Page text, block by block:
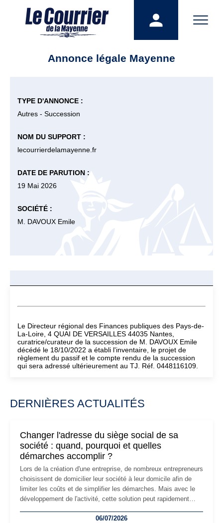
Annonce légale Mayenne
TYPE D'ANNONCE :
Autres - Succession
NOM DU SUPPORT :
lecourrierdelamayenne.fr
DATE DE PARUTION :
19 Mai 2026
SOCIÉTÉ :
M. DAVOUX Emile
Le Directeur régional des Finances publiques des Pays-de-
La-Loire, 4 QUAI DE VERSAILLES 44035 Nantes,
curatrice/curateur de la succession de M. DAVOUX Emile
décédé le 18/10/2022 a établi l'inventaire, le projet de
règlement du passif et le compte rendu de la succession
qui sera adressé ultérieurement au TJ. Réf. 0448116109.
DERNIÈRES ACTUALITÉS
Changer l'adresse du siège social de sa
société : quand, pourquoi et quelles
démarches accomplir ?
Lors de la création d'une entreprise, de nombreux entrepreneurs
choisissent de domicilier leur société à leur domicile afin de
limiter les coûts et de simplifier les démarches. Mais avec le
développement de l'activité, cette solution peut rapidement
professionnels, recrutement, image de marque… Le
06/07/2026